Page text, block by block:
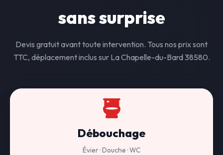
sans surprise
Devis gratuit avant toute intervention. Tous nos prix sont
TTC, déplacement inclus sur La Chapelle-du-Bard 38580.
Débouchage
Évier · Douche · WC